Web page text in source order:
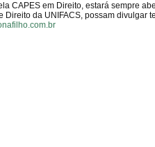
CAPES em Direito, estará sempre
da UNIFACS, possam